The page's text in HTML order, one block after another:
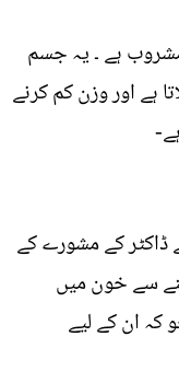
ہے ۔ یہ جسم
ہے اور وزن کم کرنے
کے مشورے کے
سے خون میں
کہ ان کے لیے